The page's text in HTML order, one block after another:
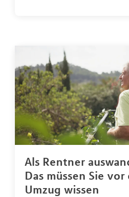
Als Rentner
Das müssen Sie vor
Umzug wissen